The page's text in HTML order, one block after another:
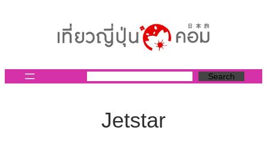
Search
Jetstar